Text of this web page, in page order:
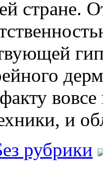
стране.
вовсе
и
рубрики